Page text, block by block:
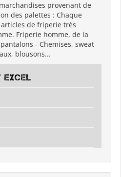
provenant de
des palettes : Chaque
de friperie très
Friperie homme, de la
- Chemises, sweat
blousons...
EXCEL